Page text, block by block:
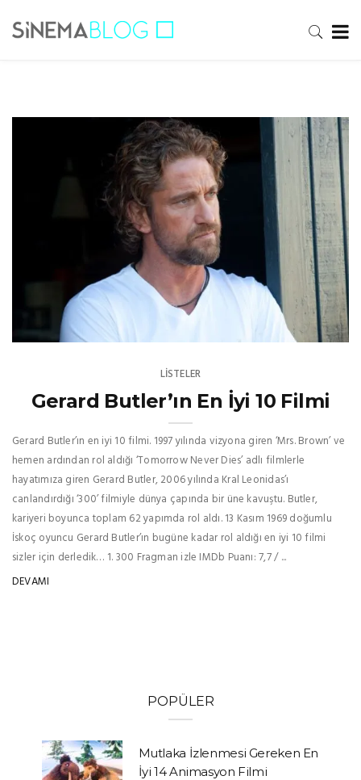
LISTELER
Gerard Butler’ın En İyi 10 Filmi
Gerard Butler’ın en iyi 10 filmi. 1997 yılında vizyona giren ‘Mrs. Brown’ ve
hemen ardından rol aldığı ‘Tomorrow Never Dies’ adlı filmlerle
hayatımıza giren Gerard Butler, 2006 yılında Kral Leonidas’ı
canlandırdığı ‘300’ filmiyle dünya çapında bir üne kavuştu. Butler,
kariyeri boyunca toplam 62 yapımda rol aldı. 13 Kasım 1969 doğumlu
İskoç oyuncu Gerard Butler’ın bugüne kadar rol aldığı en iyi 10 filmi
sizler için derledik… 1. 300 Fragman izle IMDb Puanı: 7,7 / ...
DEVAMI
POPÜLER
Mutlaka İzlenmesi Gereken En
İyi 14 Animasyon Filmi